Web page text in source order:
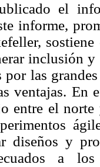
el
informe,
inclusión y
por las
ventajas.
entre el
diseños y
a